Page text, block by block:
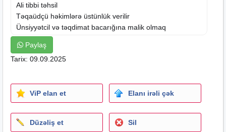
Ali tibbi təhsil
Təqaüdçü həkimlərə üstünlük verilir
Ünsiyyətcil və təqdimat bacarığına malik olmaq
Təklif edirik:
Rəqabətli əmək haqqı
Təlim və inkişaf imkanları
Karyera inkişafı və təlim imkanları
5 günlük iş qrafiki
Müraciət üçün Cv-ləriniziofiskadr.az@protonmail.com
mail ünvanına göndərə bilərsiz
Paylaş
Tarix: 09.09.2025
ViP elan et Elanı irəli çək
Düzəliş et Sil